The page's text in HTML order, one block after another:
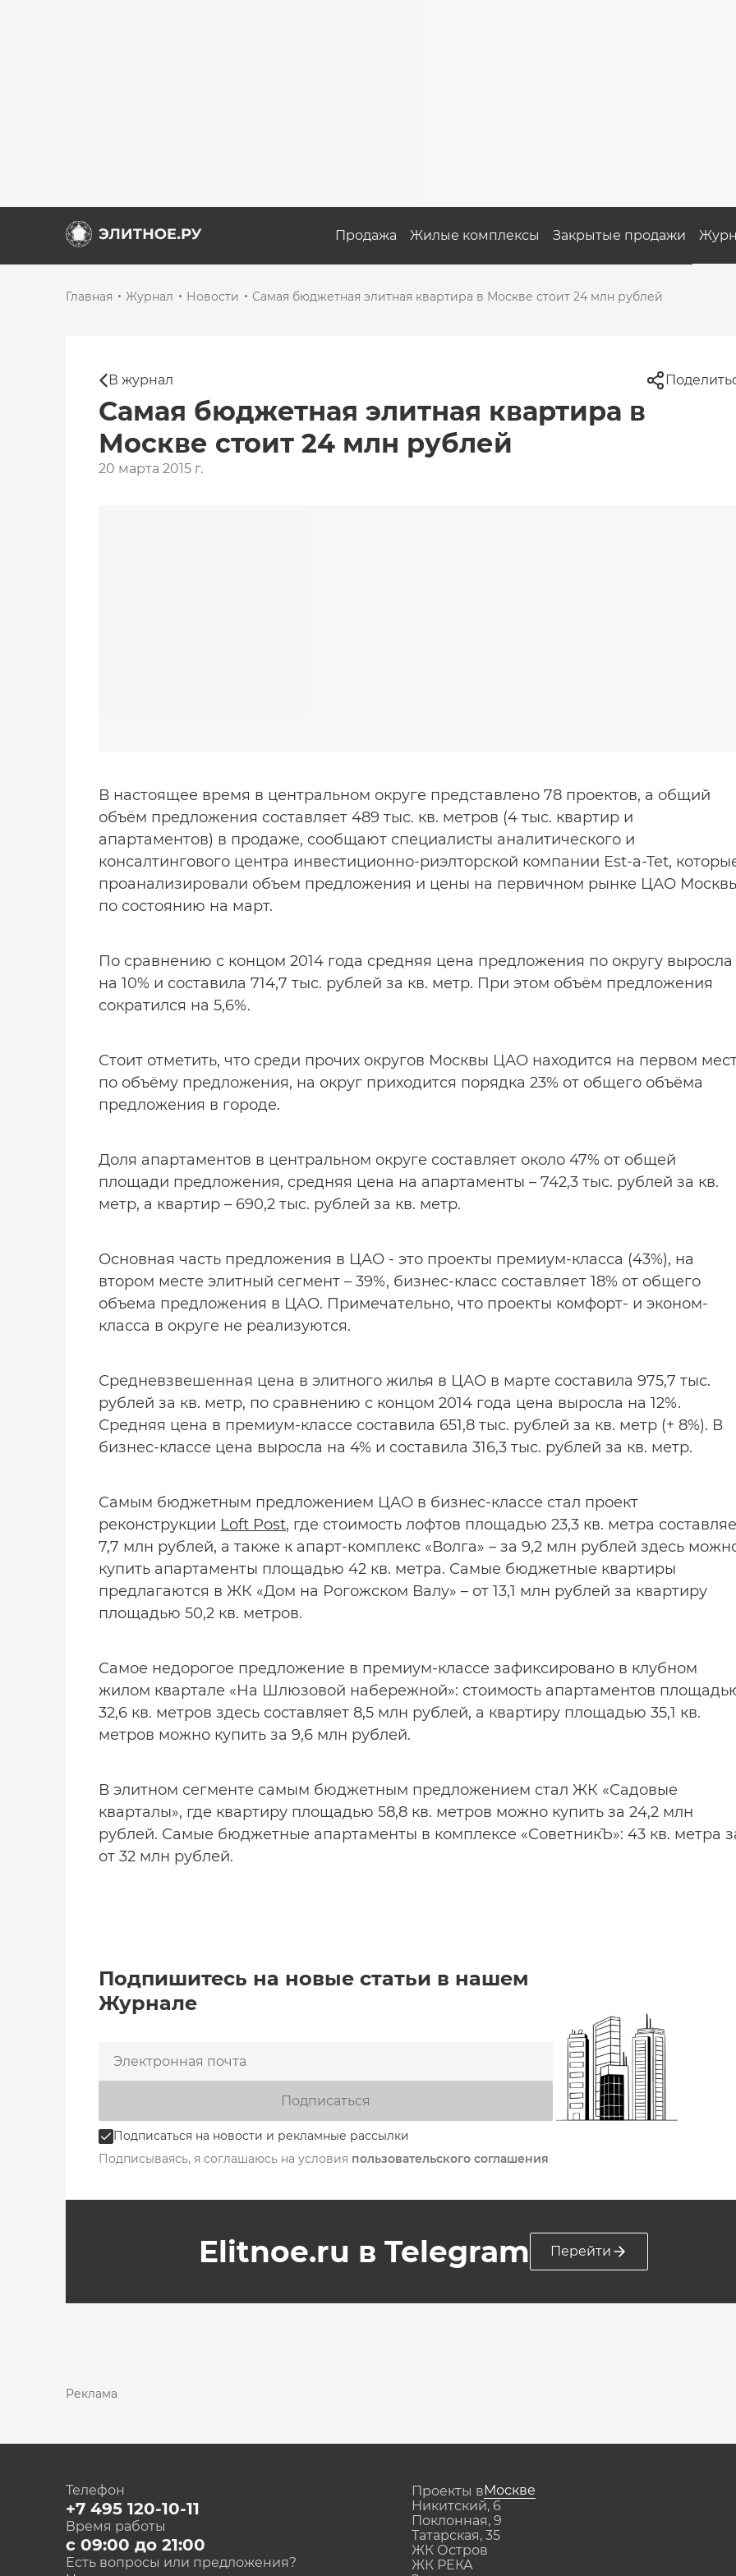
Продажа Жилые комплексы Закрытые продажи
Главная Журнал Новости Самая бюджетная элитная квартира в Москве стоит 24 млн рублей
В журнал
Самая бюджетная элитная квартира в
Москве стоит 24 млн рублей
20 марта 2015 г.
В настоящее время в центральном округе представлено 78 проектов, а общий
объём предложения составляет 489 тыс. кв. метров (4 тыс. квартир и
апартаментов) в продаже, сообщают специалисты аналитического и
консалтингового центра инвестиционно-риэлторской компании Est-a-Tet,
проанализировали объем предложения и цены на первичном рынке ЦАО
по состоянию на март.
По сравнению с концом 2014 года средняя цена предложения по округу выросла
на 10% и составила 714,7 тыс. рублей за кв. метр. При этом объём предложения
сократился на 5,6%.
Стоит отметить, что среди прочих округов Москвы ЦАО находится на первом
по объёму предложения, на округ приходится порядка 23% от общего объёма
предложения в городе.
Доля апартаментов в центральном округе составляет около 47% от общей
площади предложения, средняя цена на апартаменты – 742,3 тыс. рублей за кв.
метр, а квартир – 690,2 тыс. рублей за кв. метр.
Основная часть предложения в ЦАО - это проекты премиум-класса (43%), на
втором месте элитный сегмент – 39%, бизнес-класс составляет 18% от общего
объема предложения в ЦАО. Примечательно, что проекты комфорт- и эконом-
класса в округе не реализуются.
Средневзвешенная цена в элитного жилья в ЦАО в марте составила 975,7 тыс.
рублей за кв. метр, по сравнению с концом 2014 года цена выросла на 12%.
Средняя цена в премиум-классе составила 651,8 тыс. рублей за кв. метр (+ 8%). В
бизнес-классе цена выросла на 4% и составила 316,3 тыс. рублей за кв. метр.
Самым бюджетным предложением ЦАО в бизнес-классе стал проект
реконструкции Loft Post, где стоимость лофтов площадью 23,3 кв. метра
7,7 млн рублей, а также к апарт-комплекс «Волга» – за 9,2 млн рублей здесь
купить апартаменты площадью 42 кв. метра. Самые бюджетные квартиры
предлагаются в ЖК «Дом на Рогожском Валу» – от 13,1 млн рублей за квартиру
площадью 50,2 кв. метров.
Самое недорогое предложение в премиум-классе зафиксировано в клубном
жилом квартале «На Шлюзовой набережной»: стоимость апартаментов
32,6 кв. метров здесь составляет 8,5 млн рублей, а квартиру площадью 35,1 кв.
метров можно купить за 9,6 млн рублей.
В элитном сегменте самым бюджетным предложением стал ЖК «Садовые
кварталы», где квартиру площадью 58,8 кв. метров можно купить за 24,2 млн
рублей. Самые бюджетные апартаменты в комплексе «СоветникЪ»: 43 кв. метра
от 32 млн рублей.
Подпишитесь на новые статьи в нашем
Журнале
Подписаться на новости и рекламные рассылки
Подписаться
Подписываясь, я соглашаюсь на условия пользовательского соглашения
Elitnoe.ru в Telegram Перейти
Реклама
Телефон
+7 495 120-10-11
Время работы
с 09:00 до 21:00
Есть вопросы или предложения?
Проекты вМоскве
Никитский, 6
Поклонная, 9
Татарская, 35
ЖК Остров
ЖК РЕКА